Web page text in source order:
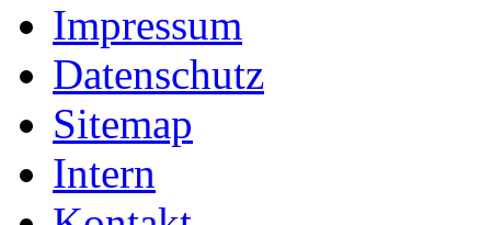
Impressum
Datenschutz
Sitemap
Intern